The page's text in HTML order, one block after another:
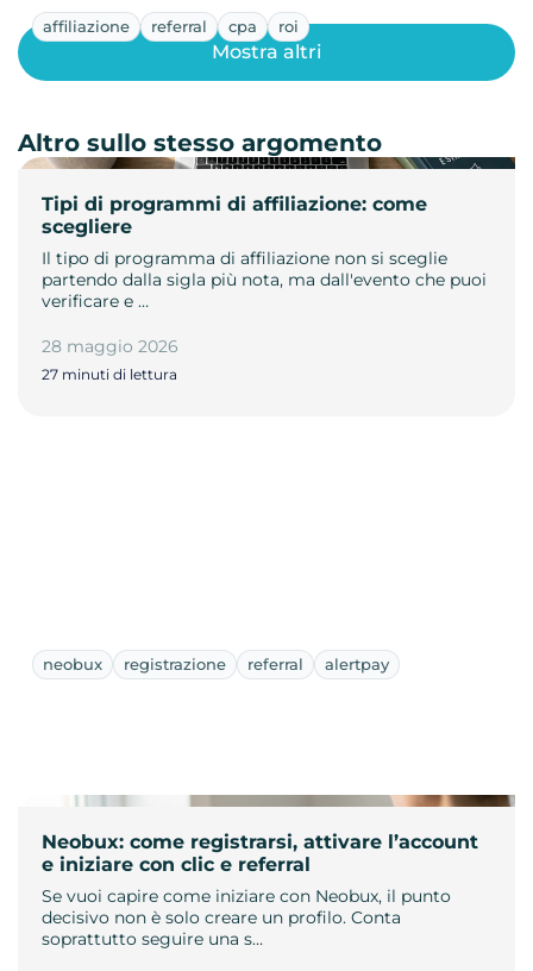
affiliazione referral cpa roi
Tipi di programmi di affiliazione: come
scegliere
Il tipo di programma di affiliazione non si sceglie
partendo dalla sigla più nota, ma dall'evento che puoi
verificare e …
28 maggio 2026
27 minuti di lettura
Mostra altri
Altro sullo stesso argomento
neobux registrazione referral alertpay
Neobux: come registrarsi, attivare l’account
e iniziare con clic e referral
Se vuoi capire come iniziare con Neobux, il punto
decisivo non è solo creare un profilo. Conta
soprattutto seguire una s…